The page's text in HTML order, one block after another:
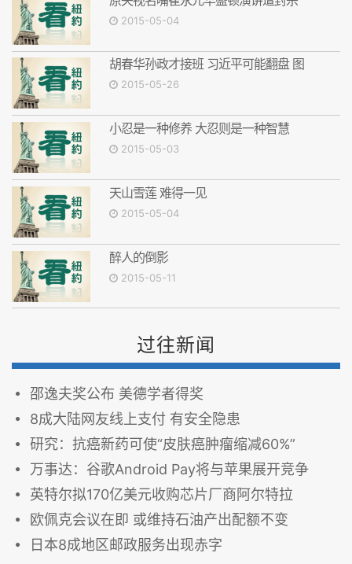
2015-05-04
胡春华孙政才接班 习近平可能翻盘 图
2015-05-26
小忍是一种修养 大忍则是一种智慧
2015-05-03
天山雪莲 难得一见
2015-05-04
醉人的倒影
2015-05-11
过往新闻
邵逸夫奖公布 美德学者得奖
8成大陆网友线上支付 有安全隐患
研究：抗癌新药可使“皮肤癌肿瘤缩减60%”
万事达：谷歌Android Pay将与苹果展开竞争
英特尔拟170亿美元收购芯片厂商阿尔特拉
欧佩克会议在即 或维持石油产出配额不变
日本8成地区邮政服务出现赤字